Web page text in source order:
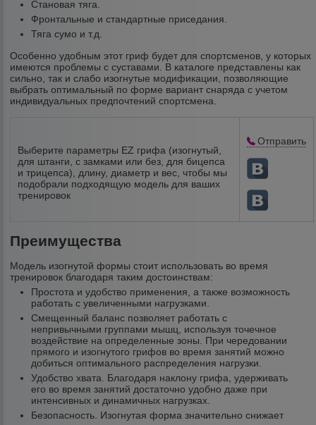
Становая тяга.
Фронтальные и стандартные приседания.
Тяга сумо и т.д.
Особенно удобным этот гриф будет для спортсменов, у которых
имеются проблемы с суставами. В каталоге представлены как
сильно, так и слабо изогнутые модификации, позволяющие
выбрать оптимальный по форме вариант снаряда с учетом
индивидуальных предпочтений спортсмена.
Выберите параметры EZ грифа (изогнутый,
для штанги, с замками или без, для бицепса
и трицепса), длину, диаметр и вес, чтобы мы
подобрали подходящую модель для ваших
тренировок
Отправить
Преимущества
Модель изогнутой формы стоит использовать во время
тренировок благодаря таким достоинствам:
Простота и удобство применения, а также возможность
работать с увеличенными нагрузками.
Смещенный баланс позволяет работать с
непривычными группами мышц, используя точечное
воздействие на определенные зоны. При чередовании
прямого и изогнутого грифов во время занятий можно
добиться оптимального распределения нагрузки.
Удобство хвата. Благодаря наклону грифа, удерживать
его во время занятий достаточно удобно даже при
интенсивных и динамичных нагрузках.
Безопасность. Изогнутая форма значительно снижает